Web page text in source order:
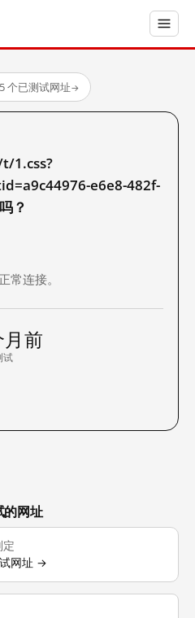
个已测试网址→
1.css?
e6e8-482f-
？
常连接。
月前
试
网址
定
网址 →